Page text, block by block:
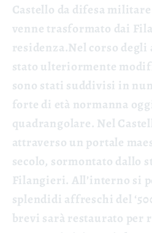
Castello da difesa
venne trasformato dai
residenza.Nel corso
stato ulteriormente
sono stati suddivisi in
forte di età normanna
quadrangolare. Nel
attraverso un portale
secolo, sormontato dallo
Filangieri. All’interno si
splendidi affreschi del
brevi sarà restaurato per